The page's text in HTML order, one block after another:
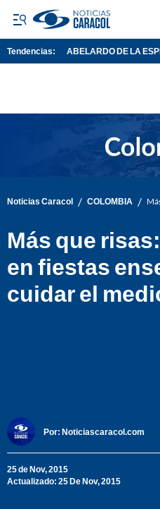
Tendencias: ABELARDO DE LA
Noticias Caracol / COLOMBIA /
Más que
en fiestas
cuidar el
Por: Noticiascaracol.com
25 de Nov, 2015
Actualizado: 25 De Nov, 2015